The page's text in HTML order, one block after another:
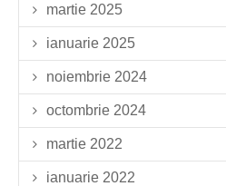
martie 2025
ianuarie 2025
noiembrie 2024
octombrie 2024
martie 2022
ianuarie 2022